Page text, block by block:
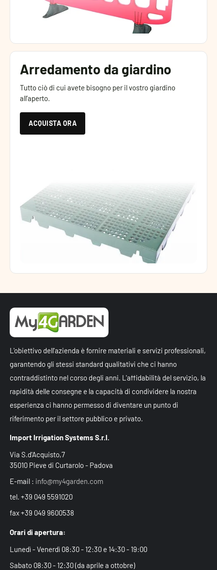
Arredamento da giardino
Tutto ciò di cui avete bisogno per il vostro giardino
all’aperto.
ACQUISTA ORA
L'obiettivo dell'azienda è fornire materiali e servizi professionali,
garantendo gli stessi standard qualitativi che ci hanno
contraddistinto nel corso degli anni. L'affidabilità del servizio, la
rapidità delle consegne e la capacità di condividere la nostra
esperienza ci hanno permesso di diventare un punto di
riferimento per il settore pubblico e privato.
Import Irrigation Systems S.r.l.
Via S.d'Acquisto,7
35010 Pieve di Curtarolo - Padova
E-mail : info@my4garden.com
tel. +39 049 5591020
fax +39 049 9600538
Orari di apertura:
Lunedì - Venerdì 08:30 - 12:30 e 14:30 - 19:00
Sabato 08:30 - 12:30 (da aprile a ottobre)